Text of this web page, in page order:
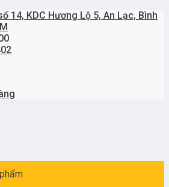
14, KDC Hương Lộ 5, An Lạc, Bình